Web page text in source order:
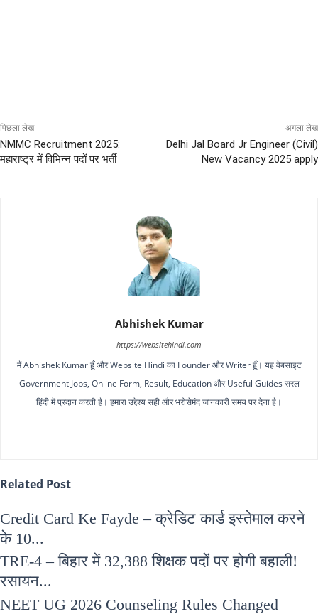
पिछला लेख
NMMC Recruitment 2025:
महाराष्ट्र में विभिन्न पदों पर भर्ती
अगला लेख
Delhi Jal Board Jr Engineer (Civil)
New Vacancy 2025 apply
Abhishek Kumar
https://websitehindi.com
मैं Abhishek Kumar हूँ और Website Hindi का Founder और Writer हूँ। यह वेबसाइट
Government Jobs, Online Form, Result, Education और Useful Guides सरल
हिंदी में प्रदान करती है। हमारा उद्देश्य सही और भरोसेमंद जानकारी समय पर देना है।
Related Post
Credit Card Ke Fayde – क्रेडिट कार्ड इस्तेमाल करने
के 10...
TRE-4 – बिहार में 32,388 शिक्षक पदों पर होगी बहाली!
रसायन...
NEET UG 2026 Counseling Rules Changed